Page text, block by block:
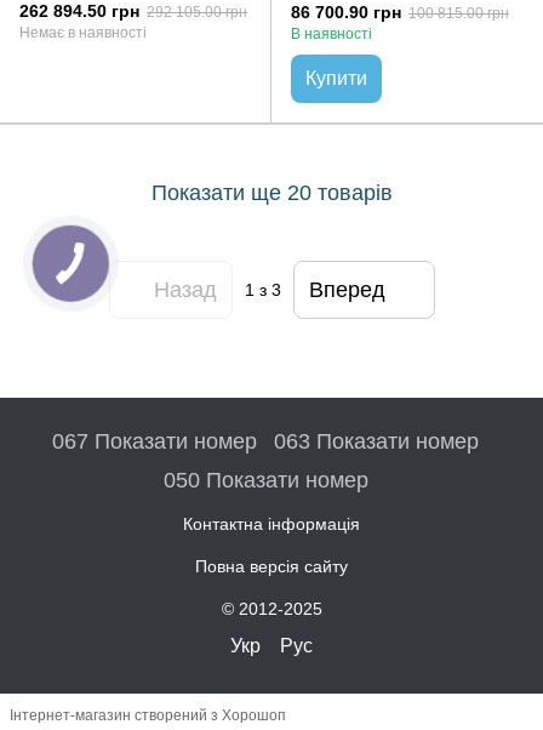
262 894.50 грн 292 105.00 грн
Немає в наявності
86 700.90 грн 100 815.00 грн
В наявності
Купити
Показати ще 20 товарів
Назад 1з 3 Вперед
067 Показати номер
063 Показати номер
050 Показати номер
Контактна інформація
Повна версія сайту
© 2012-2025
Укр Рус
Інтернет-магазин створений з Хорошоп